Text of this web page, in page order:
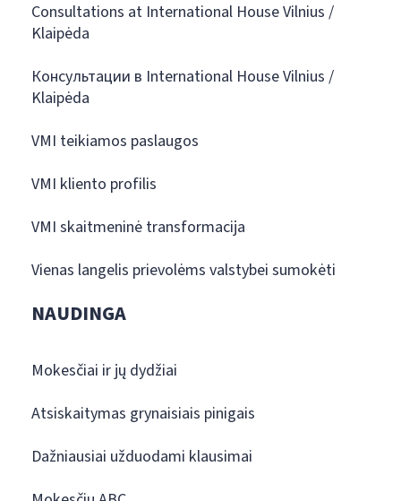
Consultations at International House Vilnius /
Klaipėda
Консультации в International House Vilnius /
Klaipėda
VMI teikiamos paslaugos
VMI kliento profilis
VMI skaitmeninė transformacija
Vienas langelis prievolėms valstybei sumokėti
NAUDINGA
Mokesčiai ir jų dydžiai
Atsiskaitymas grynaisiais pinigais
Dažniausiai užduodami klausimai